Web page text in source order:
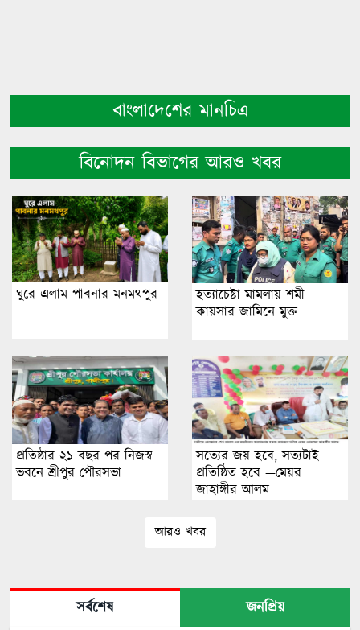
বাংলাদেশের মানচিত্র
বিনোদন বিভাগের আরও খবর
ঘুরে এলাম পাবনার মনমথপুর
হত্যাচেষ্টা মামলায় শমী
কায়সার জামিনে মুক্ত
প্রতিষ্ঠার ২১ বছর পর নিজস্ব
ভবনে শ্রীপুর পৌরসভা
সত্যের জয় হবে, সত্যটাই
প্রতিষ্ঠিত হবে —মেয়র
জাহাঙ্গীর আলম
আরও খবর
সর্বশেষ
জনপ্রিয়